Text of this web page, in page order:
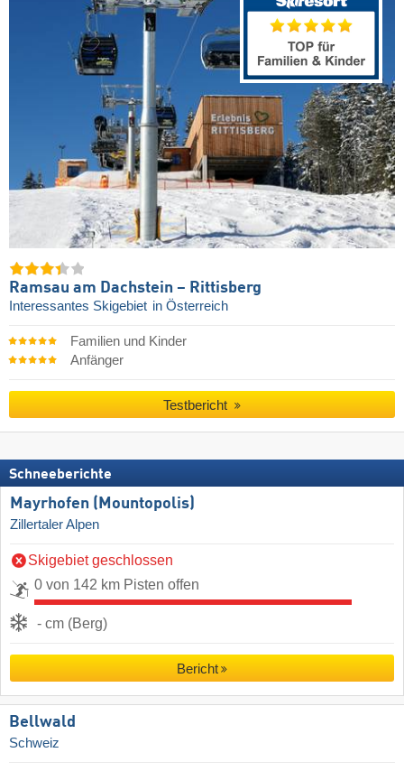
Ramsau am Dachstein – Rittisberg
Interessantes Skigebiet in Österreich
Familien und Kinder
Anfänger
Testbericht
Schneeberichte
Mayrhofen (Mountopolis)
Zillertaler Alpen
Skigebiet geschlossen
0 von 142 km Pisten offen
- cm (Berg)
Bericht
Bellwald
Schweiz